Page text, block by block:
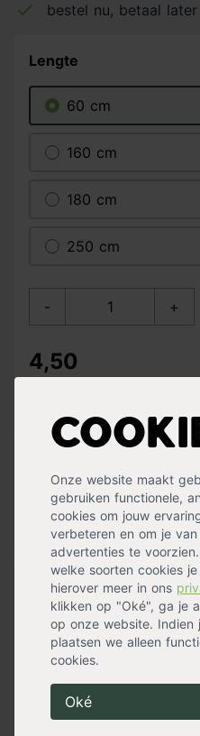
Onze website maakt
gebruiken functionele,
cookies om jouw
verbeteren en om je
advertenties te
welke soorten cookies
hierover meer in ons
klikken op "Oké", ga je
op onze website. Indien
plaatsen we alleen
cookies.
Oké
bestel nu, betaal later
Lengte
60 cm
160 cm
180 cm
250 cm
- +
4,50
Robuuste charme
Deze palissaden van Ø8,0
samen. Met hun rond
groene kleur voegen ze
elke buitenruimte.
Klaar voor de klus